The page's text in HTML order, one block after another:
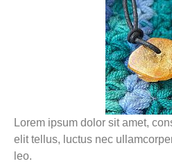
Lorem ipsum dolor sit amet,
elit tellus, luctus nec
leo.